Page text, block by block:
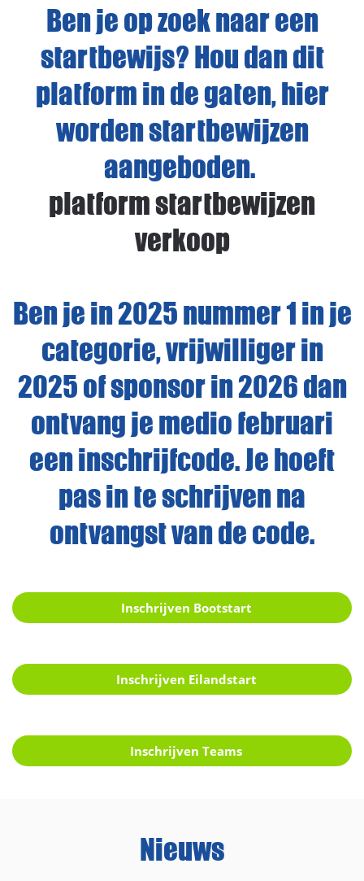
Ben je op zoek naar een
startbewijs? Hou dan dit
platform in de gaten, hier
worden startbewijzen
aangeboden.
platform startbewijzen
verkoop
Ben je in 2025 nummer 1 in je
categorie, vrijwilliger in
2025 of sponsor in 2026 dan
ontvang je medio februari
een inschrijfcode. Je hoeft
pas in te schrijven na
ontvangst van de code.
Inschrijven Bootstart
Inschrijven Eilandstart
Inschrijven Teams
Nieuws